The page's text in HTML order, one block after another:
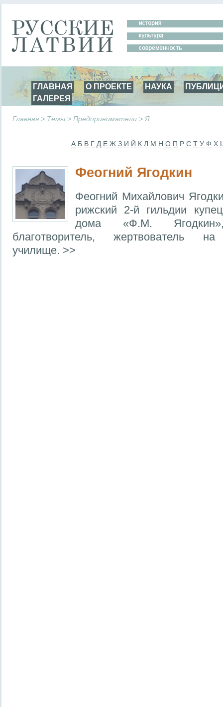
ГЛАВНАЯ О ПРОЕКТЕ НАУКА
ГАЛЕРЕЯ
Главная > Темы > Предприниматели > Я
А Б В Г Д Е Ж З И Й К Л М Н О П Р С Т У Ф Х
Феогний Ягодкин
Феогний Михайлович
рижский 2-й гильдии
дома «Ф.М. Ягодкин»,
благотворитель, жертвователь на
училище. >>